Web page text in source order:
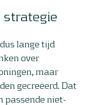
strategie
lange tijd
over
maar
gecreëerd. Dat
passende niet-